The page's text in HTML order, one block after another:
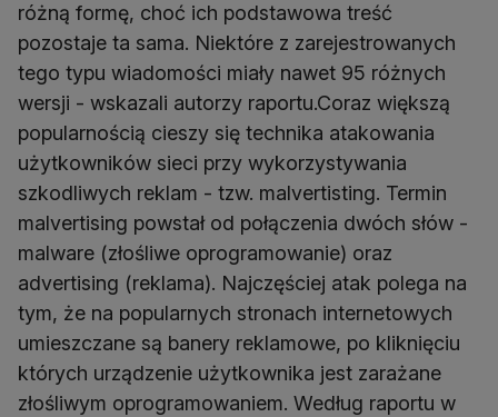
różną formę, choć ich podstawowa treść
pozostaje ta sama. Niektóre z zarejestrowanych
tego typu wiadomości miały nawet 95 różnych
wersji - wskazali autorzy raportu.Coraz większą
popularnością cieszy się technika atakowania
użytkowników sieci przy wykorzystywania
szkodliwych reklam - tzw. malvertisting. Termin
malvertising powstał od połączenia dwóch słów -
malware (złośliwe oprogramowanie) oraz
advertising (reklama). Najczęściej atak polega na
tym, że na popularnych stronach internetowych
umieszczane są banery reklamowe, po kliknięciu
których urządzenie użytkownika jest zarażane
złośliwym oprogramowaniem. Według raportu w